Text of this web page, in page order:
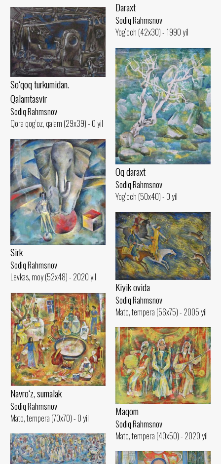
Daraxt
Sodiq Rahmsnov
Yog‘och (42x30) - 1990 yil
So‘qoq turkumidan.
Qalamtasvir
Sodiq Rahmsnov
Qora qog‘oz, qalam (29x39) - 0 yil
Oq daraxt
Sodiq Rahmsnov
Yog‘och (50x40) - 0 yil
Sirk
Sodiq Rahmsnov
Levkas, moy (52x48) - 2020 yil
Kiyik ovida
Sodiq Rahmsnov
Mato, tempera (56x75) - 2005 yil
Navro‘z, sumalak
Sodiq Rahmsnov
Mato, tempera (70x70) - 0 yil
Maqom
Sodiq Rahmsnov
Mato, tempera (40x50) - 2020 yil